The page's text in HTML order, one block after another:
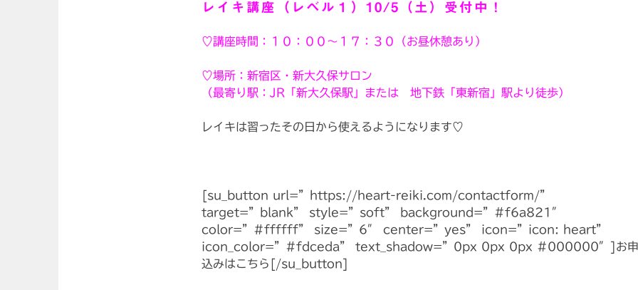
レイキ講座（レベル１）10/5（土）受付中！
♡講座時間：１０：００～１７：３０（お昼休憩あり）
♡場所：新宿区・新大久保サロン
（最寄り駅：JR「新大久保駅」または 地下鉄「東新宿」駅より徒歩）
レイキは習ったその日から使えるようになります♡
[su_button url=”https://heart-reiki.com/contactform/”
target=”blank” style=”soft” background=”#f6a821″
color=”#ffffff” size=”6″ center=”yes” icon=”icon: heart”
icon_color=”#fdceda” text_shadow=”0px 0px 0px #000000″]お申
込みはこちら[/su_button]